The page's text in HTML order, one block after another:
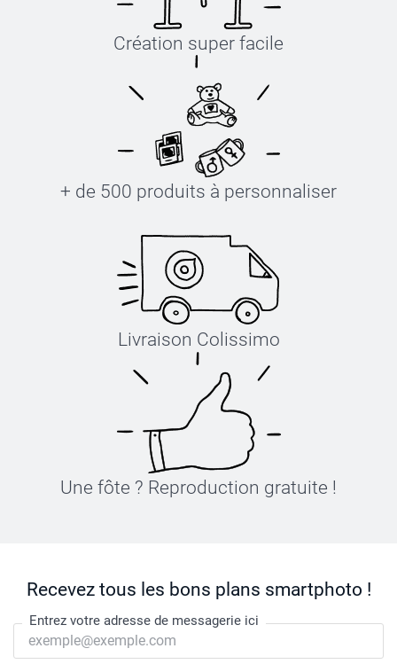
Création super facile
+ de 500 produits à personnaliser
Livraison Colissimo
Une fôte ? Reproduction gratuite !
Recevez tous les bons plans smartphoto !
Entrez votre adresse de messagerie ici